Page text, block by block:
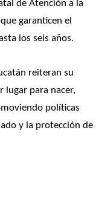
de Atención a la
garanticen el
los seis años.
reiteran su
lugar para nacer,
políticas
y la protección de